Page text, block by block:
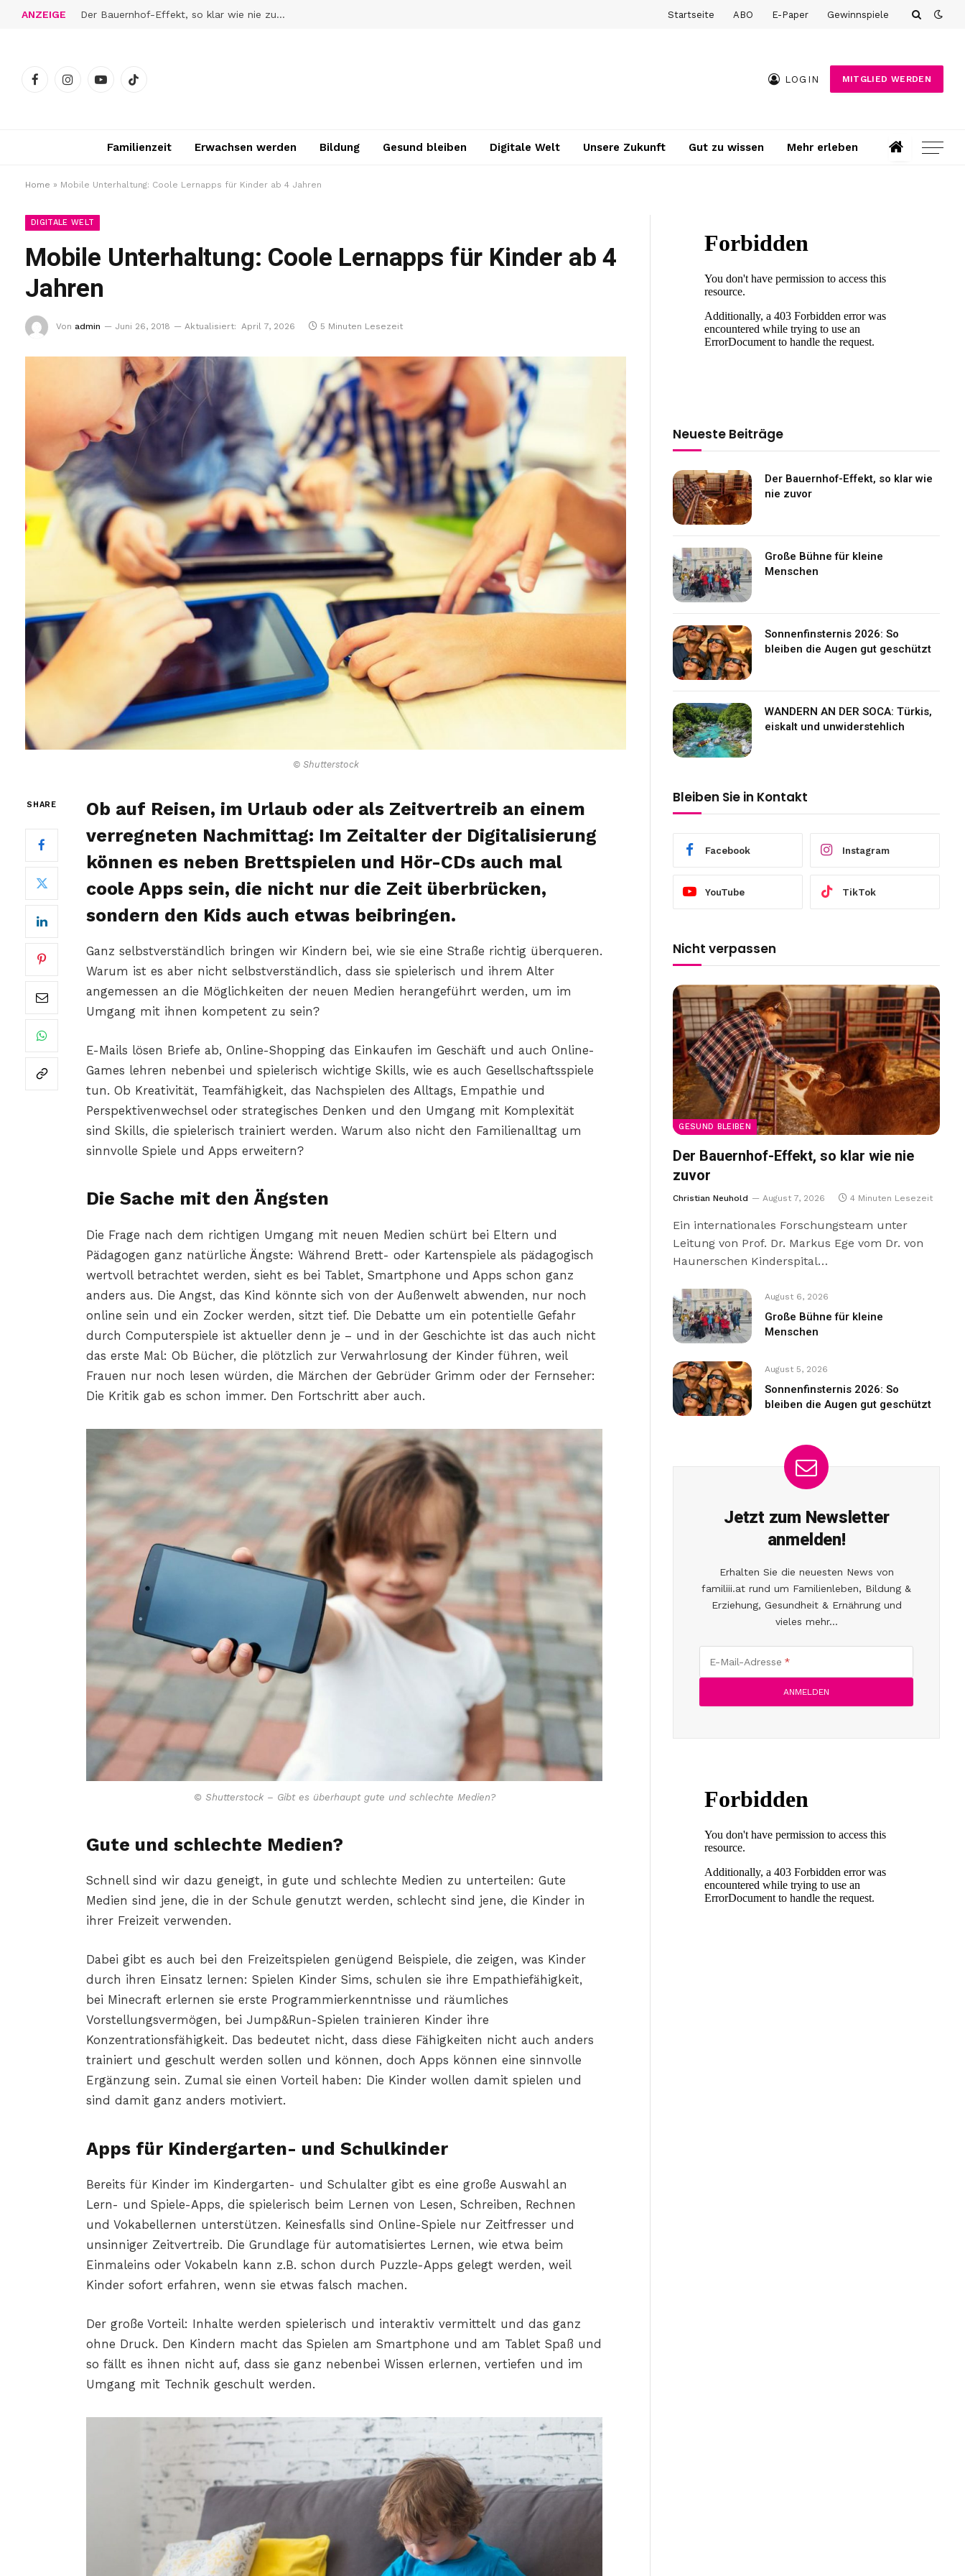
ANZEIGE Der Bauernhof-Effekt, so klar wie nie zuvor Startseite ABO E-Paper Gewinnspiele
FacebookInstagramYouTubeTikTok
LOGIN MITGLIED WERDEN
Familienzeit Erwachsen werden Bildung Gesund bleiben Digitale Welt Unsere Zukunft Gut zu wissen Mehr erleben
Home » Mobile Unterhaltung: Coole Lernapps für Kinder ab 4 Jahren
DIGITALE WELT
Mobile Unterhaltung: Coole Lernapps für Kinder ab 4
Jahren
Von admin Juni 26, 2018 Aktualisiert: April 7, 2026 5 Minuten Lesezeit
© Shutterstock
SHARE
Ob auf Reisen, im Urlaub oder als Zeitvertreib an einem
verregneten Nachmittag: Im Zeitalter der Digitalisierung
können es neben Brettspielen und Hör-CDs auch mal
coole Apps sein, die nicht nur die Zeit überbrücken,
sondern den Kids auch etwas beibringen.
Ganz selbstverständlich bringen wir Kindern bei, wie sie eine Straße richtig überqueren.
Warum ist es aber nicht selbstverständlich, dass sie spielerisch und ihrem Alter
angemessen an die Möglichkeiten der neuen Medien herangeführt werden, um im
Umgang mit ihnen kompetent zu sein?
E-Mails lösen Briefe ab, Online-Shopping das Einkaufen im Geschäft und auch Online-
Games lehren nebenbei und spielerisch wichtige Skills, wie es auch Gesellschaftsspiele
tun. Ob Kreativität, Teamfähigkeit, das Nachspielen des Alltags, Empathie und
Perspektivenwechsel oder strategisches Denken und den Umgang mit Komplexität
sind Skills, die spielerisch trainiert werden. Warum also nicht den Familienalltag um
sinnvolle Spiele und Apps erweitern?
Die Sache mit den Ängsten
Die Frage nach dem richtigen Umgang mit neuen Medien schürt bei Eltern und
Pädagogen ganz natürliche Ängste: Während Brett- oder Kartenspiele als pädagogisch
wertvoll betrachtet werden, sieht es bei Tablet, Smartphone und Apps schon ganz
anders aus. Die Angst, das Kind könnte sich von der Außenwelt abwenden, nur noch
online sein und ein Zocker werden, sitzt tief. Die Debatte um ein potentielle Gefahr
durch Computerspiele ist aktueller denn je – und in der Geschichte ist das auch nicht
das erste Mal: Ob Bücher, die plötzlich zur Verwahrlosung der Kinder führen, weil
Frauen nur noch lesen würden, die Märchen der Gebrüder Grimm oder der Fernseher:
Die Kritik gab es schon immer. Den Fortschritt aber auch.
© Shutterstock – Gibt es überhaupt gute und schlechte Medien?
Gute und schlechte Medien?
Schnell sind wir dazu geneigt, in gute und schlechte Medien zu unterteilen: Gute
Medien sind jene, die in der Schule genutzt werden, schlecht sind jene, die Kinder in
ihrer Freizeit verwenden.
Dabei gibt es auch bei den Freizeitspielen genügend Beispiele, die zeigen, was Kinder
durch ihren Einsatz lernen: Spielen Kinder Sims, schulen sie ihre Empathiefähigkeit,
bei Minecraft erlernen sie erste Programmierkenntnisse und räumliches
Vorstellungsvermögen, bei Jump&Run-Spielen trainieren Kinder ihre
Konzentrationsfähigkeit. Das bedeutet nicht, dass diese Fähigkeiten nicht auch anders
trainiert und geschult werden sollen und können, doch Apps können eine sinnvolle
Ergänzung sein. Zumal sie einen Vorteil haben: Die Kinder wollen damit spielen und
sind damit ganz anders motiviert.
Apps für Kindergarten- und Schulkinder
Bereits für Kinder im Kindergarten- und Schulalter gibt es eine große Auswahl an
Lern- und Spiele-Apps, die spielerisch beim Lernen von Lesen, Schreiben, Rechnen
und Vokabellernen unterstützen. Keinesfalls sind Online-Spiele nur Zeitfresser und
unsinniger Zeitvertreib. Die Grundlage für automatisiertes Lernen, wie etwa beim
Einmaleins oder Vokabeln kann z.B. schon durch Puzzle-Apps gelegt werden, weil
Kinder sofort erfahren, wenn sie etwas falsch machen.
Der große Vorteil: Inhalte werden spielerisch und interaktiv vermittelt und das ganz
ohne Druck. Den Kindern macht das Spielen am Smartphone und am Tablet Spaß und
so fällt es ihnen nicht auf, dass sie ganz nebenbei Wissen erlernen, vertiefen und im
Umgang mit Technik geschult werden.
Neueste Beiträge
Der Bauernhof-Effekt, so klar wie
nie zuvor
Große Bühne für kleine
Menschen
Sonnenfinsternis 2026: So
bleiben die Augen gut geschützt
WANDERN AN DER SOCA: Türkis,
eiskalt und unwiderstehlich
Bleiben Sie in Kontakt
Facebook Instagram
YouTube TikTok
Nicht verpassen
GESUND BLEIBEN
Der Bauernhof-Effekt, so klar wie nie
zuvor
Christian Neuhold August 7, 2026 4 Minuten Lesezeit
Ein internationales Forschungsteam unter
Leitung von Prof. Dr. Markus Ege vom Dr. von
Haunerschen Kinderspital…
August 6, 2026
Große Bühne für kleine
Menschen
August 5, 2026
Sonnenfinsternis 2026: So
bleiben die Augen gut geschützt
Jetzt zum Newsletter
anmelden!
Erhalten Sie die neuesten News von
familiii.at rund um Familienleben, Bildung &
Erziehung, Gesundheit & Ernährung und
vieles mehr...
E-Mail-Adresse